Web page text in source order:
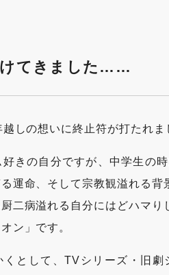
けてきました……
しの想いに終止符が打たれ
きの自分ですが、中学生の
運命、そして宗教観溢れる背
二病溢れる自分にはどハマり
ン」です。
として、TVシリーズ・旧